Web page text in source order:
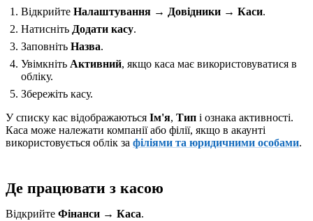
Відкрийте Налаштування → Довідники → Каси.
Натисніть Додати касу.
Заповніть Назва.
Увімкніть Активний, якщо каса має використовуватися в
обліку.
Збережіть касу.
У списку кас відображаються Ім'я, Тип і ознака активності.
Каса може належати компанії або філії, якщо в акаунті
використовується облік за філіями та юридичними особами.
Де працювати з касою
Відкрийте Фінанси → Каса.